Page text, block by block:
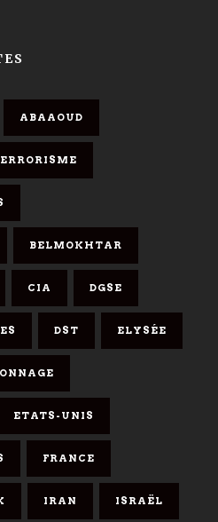
ABAAOUD
BELMOKHTAR
CIA DGSE
DST ELYSÉE
ETATS-UNIS
FRANCE
IRAN ISRAËL